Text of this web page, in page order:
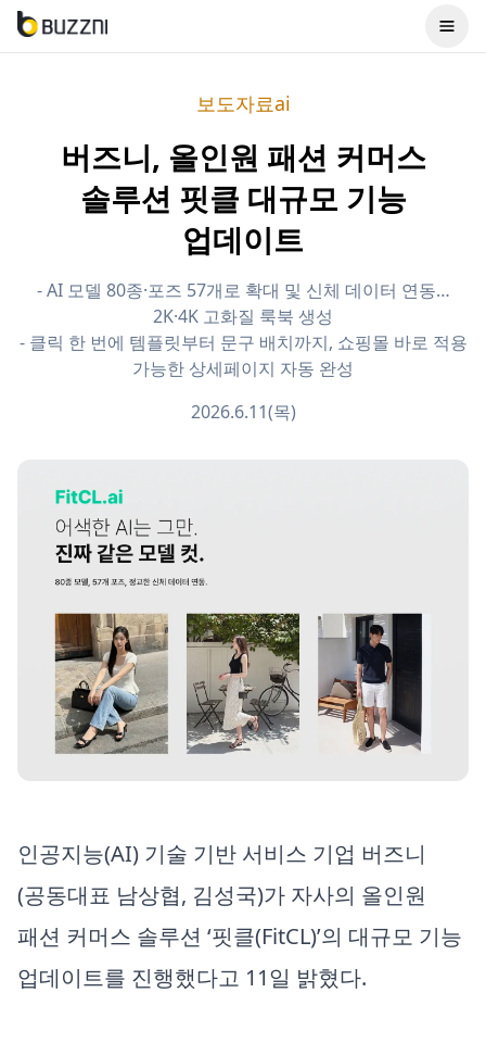
보도자료ai
버즈니, 올인원 패션 커머스
솔루션 핏클 대규모 기능
업데이트
- AI 모델 80종·포즈 57개로 확대 및 신체 데이터 연동…
2K·4K 고화질 룩북 생성
- 클릭 한 번에 템플릿부터 문구 배치까지, 쇼핑몰 바로 적용
가능한 상세페이지 자동 완성
2026.6.11(목)
인공지능(AI) 기술 기반 서비스 기업 버즈니
(공동대표 남상협, 김성국)가 자사의 올인원
패션 커머스 솔루션 ‘핏클(FitCL)’의 대규모 기능
업데이트를 진행했다고 11일 밝혔다.